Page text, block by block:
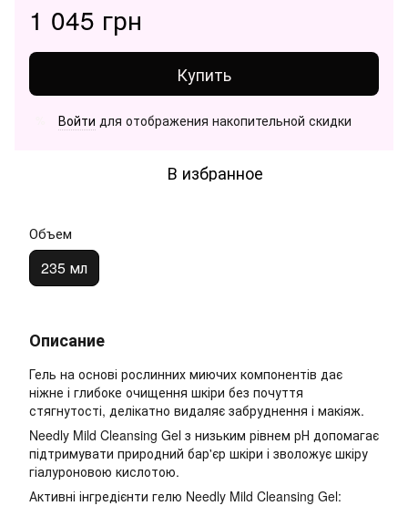
1 045 грн
Купить
Войти для отображения накопительной скидки
В избранное
Объем
235 мл
Описание
Гель на основі рослинних миючих компонентів дає
ніжне і глибоке очищення шкіри без почуття
стягнутості, делікатно видаляє забруднення і макіяж.
Needly Mild Cleansing Gel з низьким рівнем рН допомагає
підтримувати природний бар'єр шкіри і зволожує шкіру
гіалуроновою кислотою.
Активні інгредієнти гелю Needly Mild Cleansing Gel: